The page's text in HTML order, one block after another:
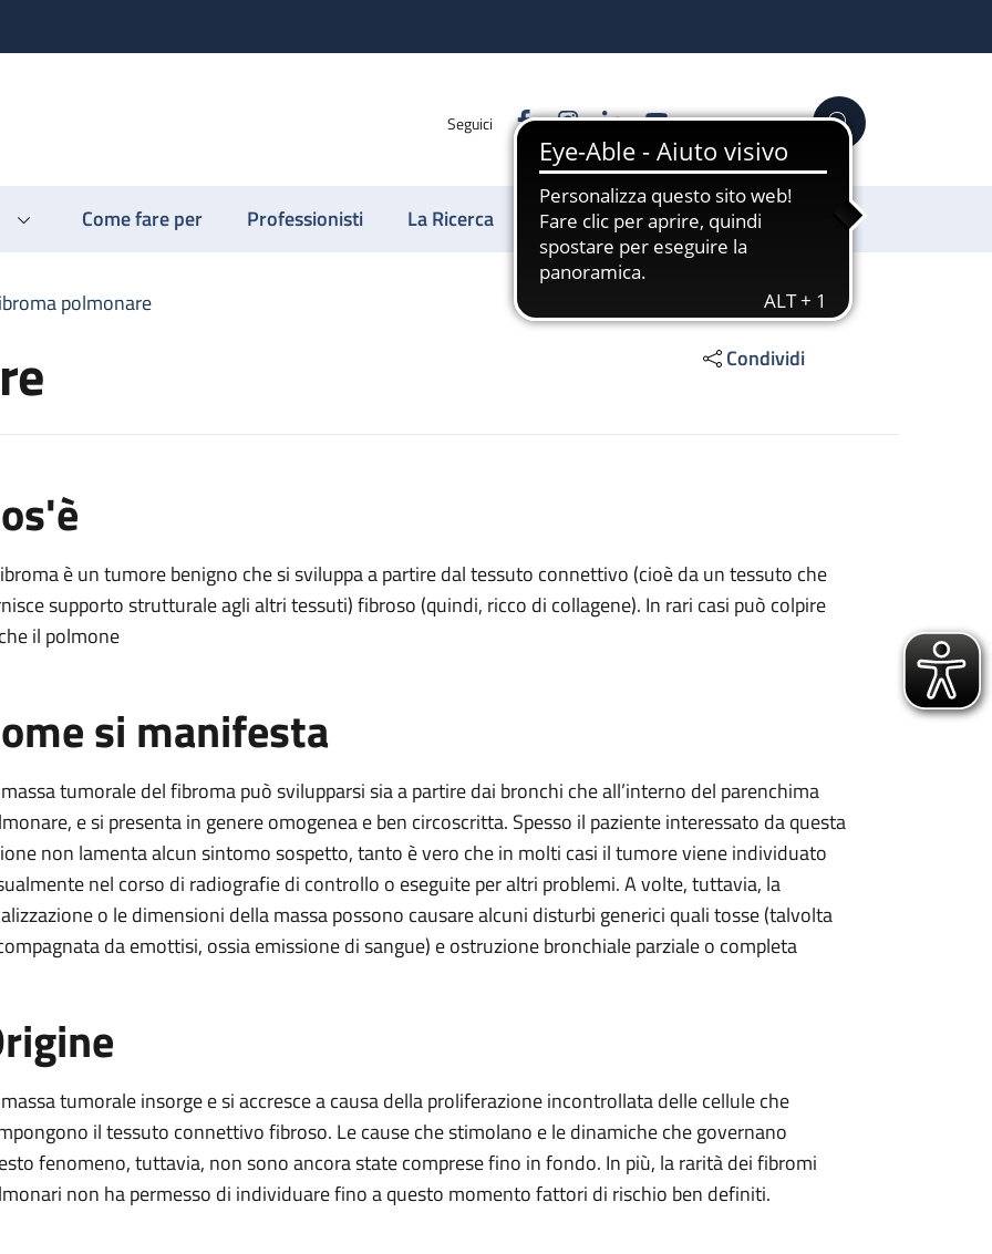
Seguici FacebookInstagram
LinkedinYouTube Cerca
Come fare per Professionisti La Ricerca Sostienici
polmonare
Condividi
è un tumore benigno che si sviluppa a partire dal tessuto connettivo (cioè da un tessuto che
supporto strutturale agli altri tessuti) fibroso (quindi, ricco di collagene). In rari casi può colpire
il polmone
si manifesta
tumorale del fibroma può svilupparsi sia a partire dai bronchi che all’interno del parenchima
e si presenta in genere omogenea e ben circoscritta. Spesso il paziente interessato da questa
non lamenta alcun sintomo sospetto, tanto è vero che in molti casi il tumore viene individuato
nel corso di radiografie di controllo o eseguite per altri problemi. A volte, tuttavia, la
o le dimensioni della massa possono causare alcuni disturbi generici quali tosse (talvolta
da emottisi, ossia emissione di sangue) e ostruzione bronchiale parziale o completa
tumorale insorge e si accresce a causa della proliferazione incontrollata delle cellule che
il tessuto connettivo fibroso. Le cause che stimolano e le dinamiche che governano
fenomeno, tuttavia, non sono ancora state comprese fino in fondo. In più, la rarità dei fibromi
non ha permesso di individuare fino a questo momento fattori di rischio ben definiti.